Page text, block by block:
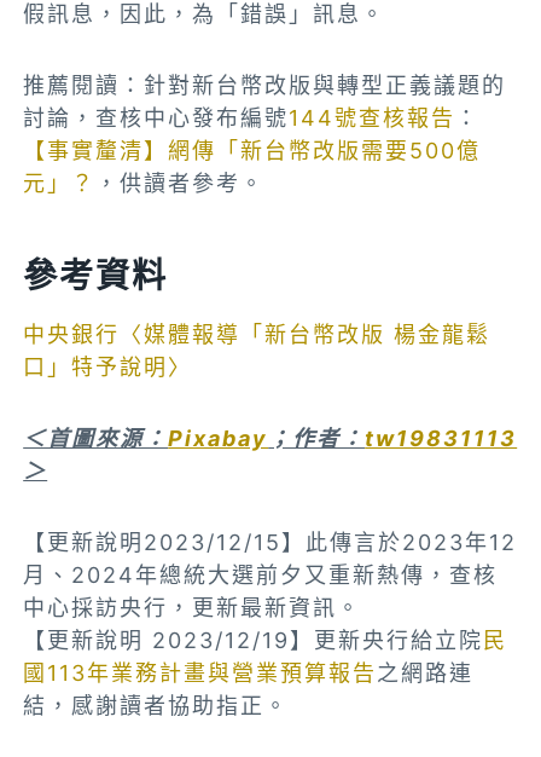
假訊息，因此，為「錯誤」訊息。
推薦閱讀：針對新台幣改版與轉型正義議題的
討論，查核中心發布編號144號查核報告 ：
【事實釐清】網傳「新台幣改版需要500億
元」？
，供讀者參考。
參考資料
中央銀行〈媒體報導「新台幣改版 楊金龍鬆
口」特予說明〉
＜首圖來源：Pixabay ；作者： tw19831113
＞
【更新說明2023/12/15】此傳言於2023年12
月、2024年總統大選前夕又重新熱傳，查核
中心採訪央行，更新最新資訊。
【更新說明 2023/12/19】更新央行給立院 民
國113年業務計畫與營業預算報告之網路連
結，感謝讀者協助指正。